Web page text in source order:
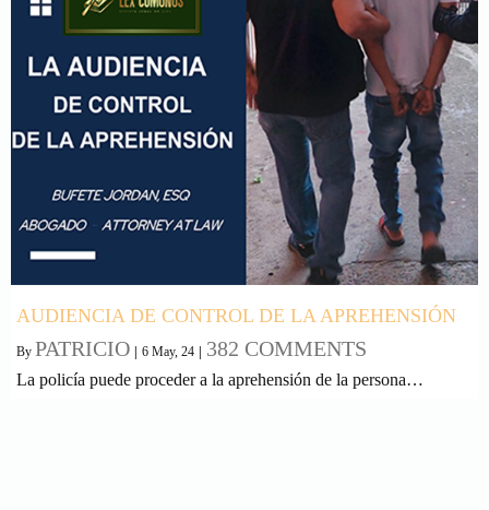
AUDIENCIA DE CONTROL DE LA APREHENSIÓN
By PATRICIO | 6 May, 24 | 382 COMMENTS
La policía puede proceder a la aprehensión de la persona…